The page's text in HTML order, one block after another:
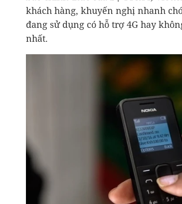
khách hàng, khuyến nghị nhanh
đang sử dụng có hỗ trợ 4G hay
nhất.